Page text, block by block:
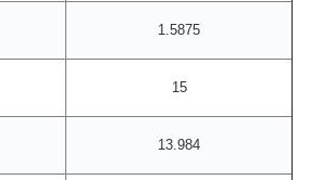
1.5875
15
13.984